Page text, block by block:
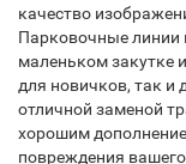
качество
Парковочные линии
маленьком закутке
для новичков, так и
отличной заменой
хорошим
повреждения